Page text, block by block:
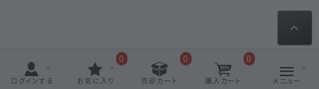
ログインする お気に入り
0
売却カート
0
購入カート
0
メニュー